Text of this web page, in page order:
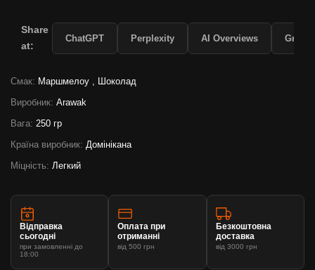
Смак: Маршмелоу , Шоколад
Виробник: Arawak
Вага: 250 гр
Країна виробник: Домінікана
Міцність: Легкий
Відправка
сьогодні
при замовленні до
18:00
Оплата при
отриманні
від 500 грн
Безкоштовна
доставка
від 3000 грн
Share
at:
ChatGPT Perplexity AI Overviews Grok